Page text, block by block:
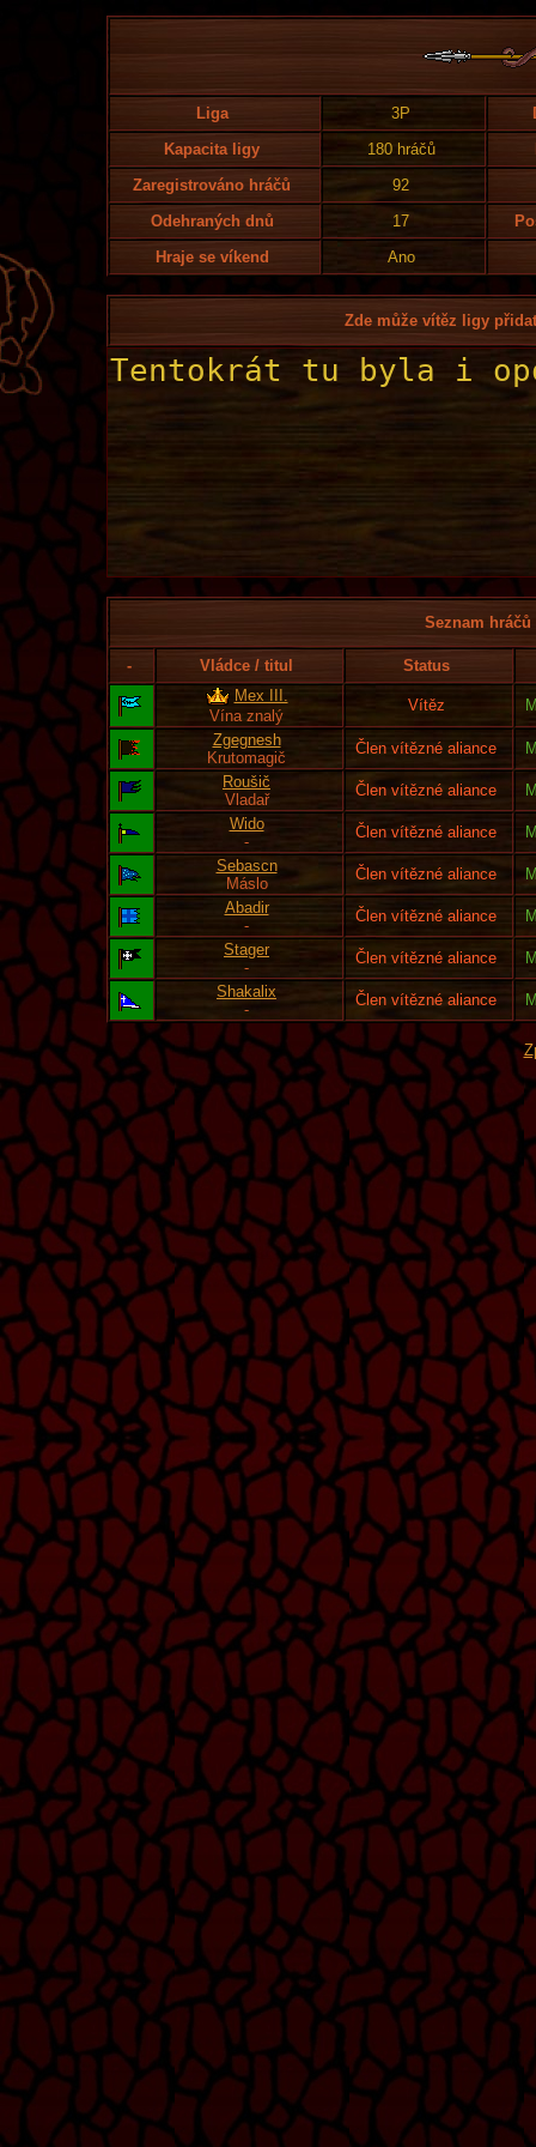
Liga 3P
Kapacita ligy
180 hráčů
Zaregistrováno hráčů
92
Odehraných dnů
17
Hraje se víkend
Ano
Zde může vítěz ligy
Seznam
- Vládce / titul
Status
Mex III.
Vína znalý
Vítěz
Zgegnesh
Krutomagič
Člen vítězné aliance
Roušič
Vladař
Člen vítězné aliance
Wido
-
Člen vítězné aliance
Sebascn
Máslo
Člen vítězné aliance
Abadir
-
Člen vítězné aliance
Stager
-
Člen vítězné aliance
Shakalix
-
Člen vítězné aliance